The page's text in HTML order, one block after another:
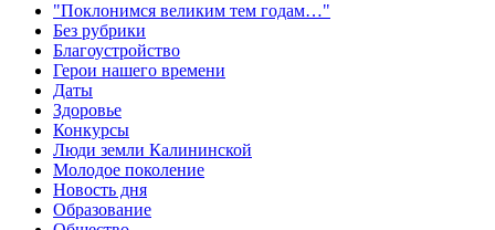
"Поклонимся великим тем годам…"
Без рубрики
Благоустройство
Герои нашего времени
Даты
Здоровье
Конкурсы
Люди земли Калининской
Молодое поколение
Новость дня
Образование